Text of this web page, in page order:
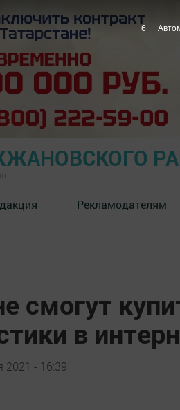
Рекламодателям
смогут
в
2021 - 16:39
5